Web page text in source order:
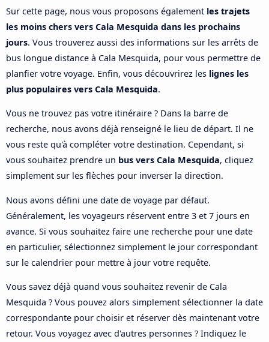
Sur cette page, nous vous proposons également les trajets
les moins chers vers Cala Mesquida dans les prochains
jours. Vous trouverez aussi des informations sur les arrêts de
bus longue distance à Cala Mesquida, pour vous permettre de
planfier votre voyage. Enfin, vous découvrirez les lignes les
plus populaires vers Cala Mesquida.
Vous ne trouvez pas votre itinéraire ? Dans la barre de
recherche, nous avons déjà renseigné le lieu de départ. Il ne
vous reste qu'à compléter votre destination. Cependant, si
vous souhaitez prendre un bus vers Cala Mesquida, cliquez
simplement sur les flèches pour inverser la direction.
Nous avons défini une date de voyage par défaut.
Généralement, les voyageurs réservent entre 3 et 7 jours en
avance. Si vous souhaitez faire une recherche pour une date
en particulier, sélectionnez simplement le jour correspondant
sur le calendrier pour mettre à jour votre requête.
Vous savez déjà quand vous souhaitez revenir de Cala
Mesquida ? Vous pouvez alors simplement sélectionner la date
correspondante pour choisir et réserver dès maintenant votre
retour. Vous voyagez avec d'autres personnes ? Indiquez le